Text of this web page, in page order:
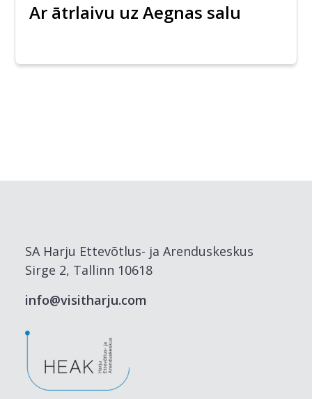
Ar ātrlaivu uz Aegnas salu
SA Harju Ettevõtlus- ja Arenduskeskus
Sirge 2, Tallinn 10618
info@visitharju.com